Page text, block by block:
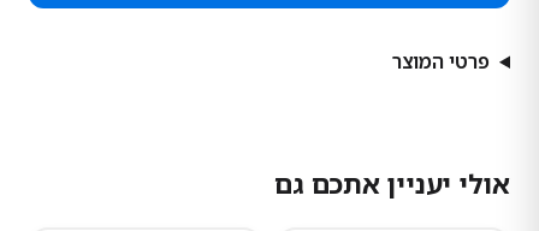
פרטי המוצר
אולי יעניין אתכם גם